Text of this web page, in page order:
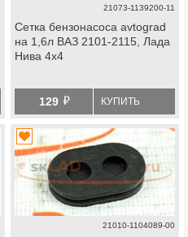
21073-1139200-11
Сетка бензонасоса avtograd
на 1,6л ВАЗ 2101-2115, Лада
Нива 4х4
129 й КУПИТЬ
21010-1104089-00